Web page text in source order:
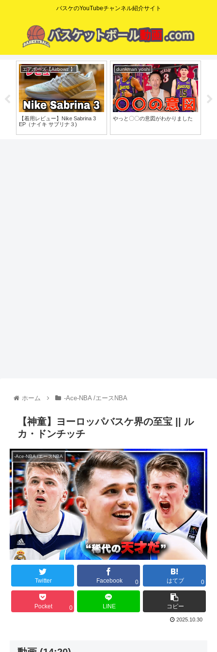
バスケのYouTubeチャンネル紹介サイト
エアボーズ【Airbowz 】
【着用レビュー】Nike Sabrina 3
EP（ナイキ サブリナ３)
dunkman yoshi
やっと〇〇の意図がわかりました
ホーム -Ace-NBA /エースNBA
【神童】ヨーロッパバスケ界の至宝 || ル
カ・ドンチッチ
-Ace-NBA /エースNBA
Twitter Facebook 0 はてブ 0
Pocket 0 LINE コピー
2025.10.30